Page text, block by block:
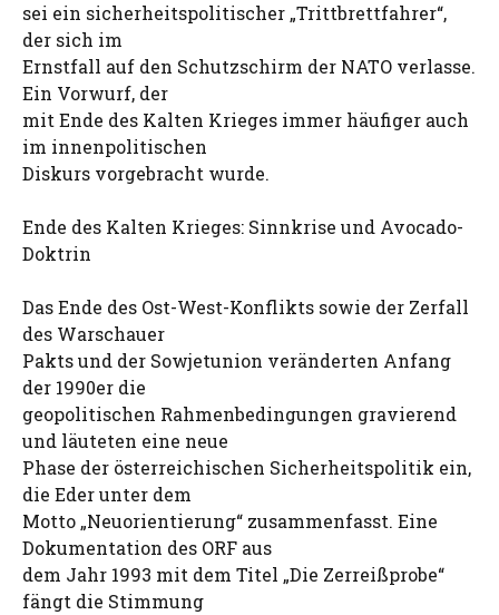
sei ein sicherheitspolitischer „Trittbrettfahrer“,
der sich im
Ernstfall auf den Schutzschirm der NATO verlasse.
Ein Vorwurf, der
mit Ende des Kalten Krieges immer häufiger auch
im innenpolitischen
Diskurs vorgebracht wurde.
Ende des Kalten Krieges: Sinnkrise und Avocado-
Doktrin
Das Ende des Ost-West-Konflikts sowie der Zerfall
des Warschauer
Pakts und der Sowjetunion veränderten Anfang
der 1990er die
geopolitischen Rahmenbedingungen gravierend
und läuteten eine neue
Phase der österreichischen Sicherheitspolitik ein,
die Eder unter dem
Motto „Neuorientierung“ zusammenfasst. Eine
Dokumentation des ORF aus
dem Jahr 1993 mit dem Titel „Die Zerreißprobe“
fängt die Stimmung